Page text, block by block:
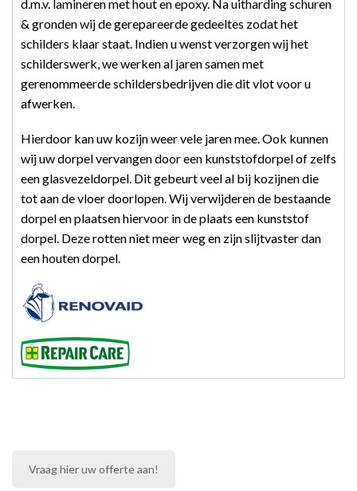
d.m.v. lamineren met hout en epoxy. Na uitharding schuren
& gronden wij de gerepareerde gedeeltes zodat het
schilders klaar staat. Indien u wenst verzorgen wij het
schilderswerk, we werken al jaren samen met
gerenommeerde schildersbedrijven die dit vlot voor u
afwerken.
Hierdoor kan uw kozijn weer vele jaren mee. Ook kunnen
wij uw dorpel vervangen door een kunststofdorpel of zelfs
een glasvezeldorpel. Dit gebeurt veel al bij kozijnen die
tot aan de vloer doorlopen. Wij verwijderen de bestaande
dorpel en plaatsen hiervoor in de plaats een kunststof
dorpel. Deze rotten niet meer weg en zijn slijtvaster dan
een houten dorpel.
Vraag hier uw offerte aan!